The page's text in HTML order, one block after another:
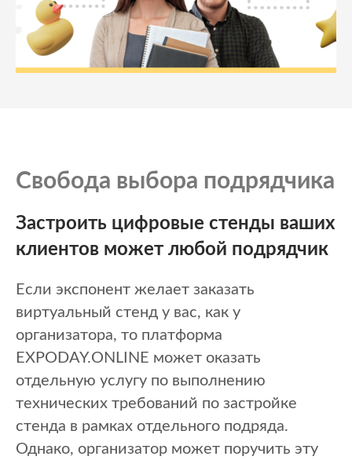
Свобода выбора подрядчика
Застроить цифровые стенды ваших
клиентов может любой подрядчик
Если экспонент желает заказать
виртуальный стенд у вас, как у
организатора, то платформа
EXPODAY.ONLINE может оказать
отдельную услугу по выполнению
технических требований по застройке
стенда в рамках отдельного подряда.
Однако, организатор может поручить эту